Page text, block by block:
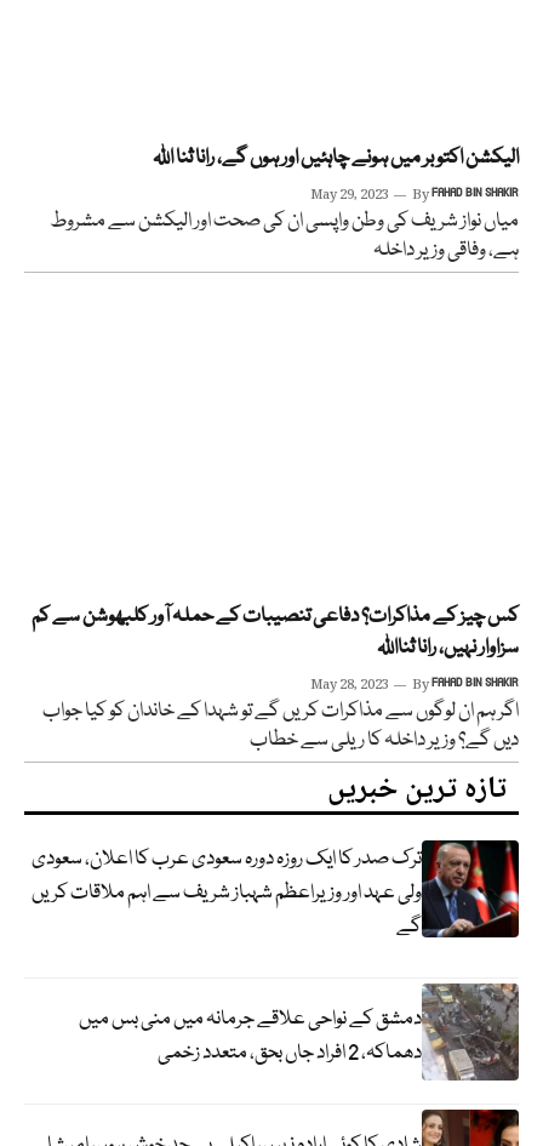
الیکشن اکتوبر میں ہونے چاہئیں اور ہوں گے، رانا ثنا اللہ
May 29, 2023 ByFAHAD BIN SHAKIR
میاں نواز شریف کی وطن واپسی ان کی صحت اور الیکشن سے مشروط
ہے، وفاقی وزیر داخلہ
کس چیز کے مذاکرات؟ دفاعی تنصیبات کے حملہ آور کلبھوشن سے کم
سزاوار نہیں، رانا ثنااللہ
May 28, 2023 ByFAHAD BIN SHAKIR
اگر ہم ان لوگوں سے مذاکرات کریں گے تو شہدا کے خاندان کو کیا جواب
دیں گے؟ وزیر داخلہ کا ریلی سے خطاب
تازہ ترین خبریں
ترک صدر کا ایک روزہ دورہ سعودی عرب کا اعلان، سعودی
ولی عہد اور وزیراعظم شہباز شریف سے اہم ملاقات کریں
گے
دمشق کے نواحی علاقے جرمانہ میں منی بس میں
دھماکہ، 2 افراد جاں بحق، متعدد زخمی